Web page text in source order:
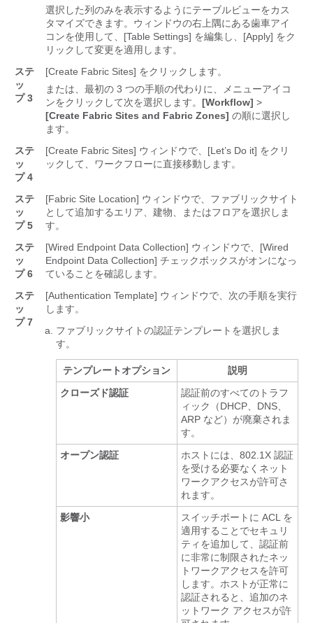
選択した列のみを表示するようにテーブルビューをカス
タマイズできます。ウィンドウの右上隅にある歯車アイ
コンを使用して、[Table Settings] を編集し、[Apply] をク
リックして変更を適用します。
ステ
ッ
プ 3
[Create Fabric Sites] をクリックします。
または、最初の 3 つの手順の代わりに、
メニューアイコ
ンをクリックして次を選択します。 [Workflow] >
[Create Fabric Sites and Fabric Zones] の順に選択し
ます。
ステ
ッ
プ 4
[Create Fabric Sites] ウィンドウで、[Let’s Do it] をクリ
ックして、ワークフローに直接移動します。
ステ
ッ
プ 5
[Fabric Site Location] ウィンドウで、ファブリックサイト
として追加するエリア、建物、またはフロアを選択しま
す。
ステ
ッ
プ 6
[Wired Endpoint Data Collection] ウィンドウで、[Wired
Endpoint Data Collection] チェックボックスがオンになっ
ていることを確認します。
ステ
ッ
プ 7
[Authentication Template] ウィンドウで、次の手順を実行
します。
ファブリックサイトの認証テンプレートを選択しま
す。
テンプレートオプション
説明
クローズド認証
認証前のすべてのトラフ
ィック（DHCP、DNS、
ARP など）が廃棄されま
す。
オープン認証
ホストには、802.1X 認証
を受ける必要なくネット
ワークアクセスが許可さ
れます。
影響小
スイッチポートに ACL を
適用することでセキュリ
ティを追加して、認証前
に非常に制限されたネッ
トワークアクセスを許可
します。ホストが正常に
認証されると、追加のネ
ットワーク アクセスが許